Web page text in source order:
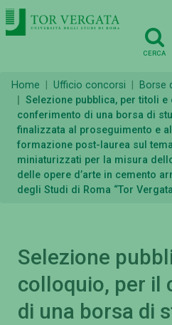
CERCA
Home Ufficio concorsi
Borse
Selezione pubblica, per titoli e
conferimento di una borsa di
finalizzata al proseguimento e
formazione post-laurea sul
miniaturizzati per la misura
delle opere d’arte in cemento
degli Studi di Roma “Tor
Selezione
colloquio, per il
di una borsa di